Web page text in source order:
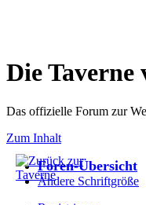
Die Taverne
Das offizielle Forum zur
Zum Inhalt
Foren-Übersicht
Ändere Schriftgröße